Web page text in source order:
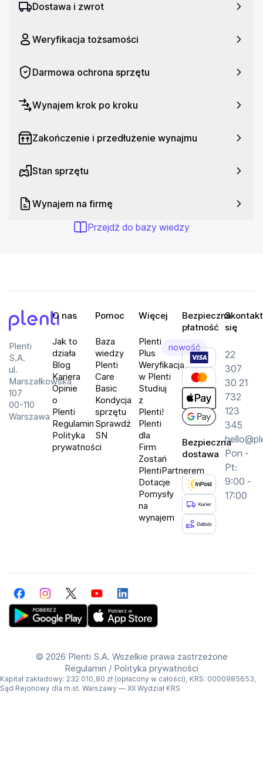
Dostawa i zwrot
Weryfikacja tożsamości
Darmowa ochrona sprzętu
Wynajem krok po kroku
Zakończenie i przedłużenie wynajmu
Stan sprzętu
Wynajem na firmę
Przejdź do bazy wiedzy
Plenti
S.A.
ul.
Marszałkowska
107
00-110
Warszawa
O nas
Jak to
działa
Blog
Kariera
Opinie
o
Plenti
Regulamin
Polityka
prywatności
Pomoc
Baza
wiedzy
Plenti
Care
Basic
Kondycja
sprzętu
Sprawdź
SN
Więcej
Plenti
Plus
nowość
Weryfikacja
w Plenti
Studiuj
z
Plenti!
Plenti
dla
Firm
Zostań
PlentiPartnerem
Dotacje
Pomysły
na
wynajem
Bezpieczna
płatność
Bezpieczna
dostawa
się
22
307
30 21
732
123
345
Pon -
Pt:
9:00 -
17:00
FacebookInstagramTwitterYouTubeLinkedIn
© 2026 Plenti S.A. Wszelkie prawa zastrzeżone
Regulamin / Polityka prywatności
Kapitał zakładowy: 232 010,80 zł (opłacony w całości), KRS: 0000985653,
Sąd Rejonowy dla m.st. Warszawy — XII Wydział KRS